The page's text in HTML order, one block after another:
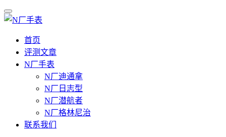
首页
评测文章
N厂手表
N厂迪通拿
N厂日志型
N厂潜航者
N厂格林尼治
联系我们